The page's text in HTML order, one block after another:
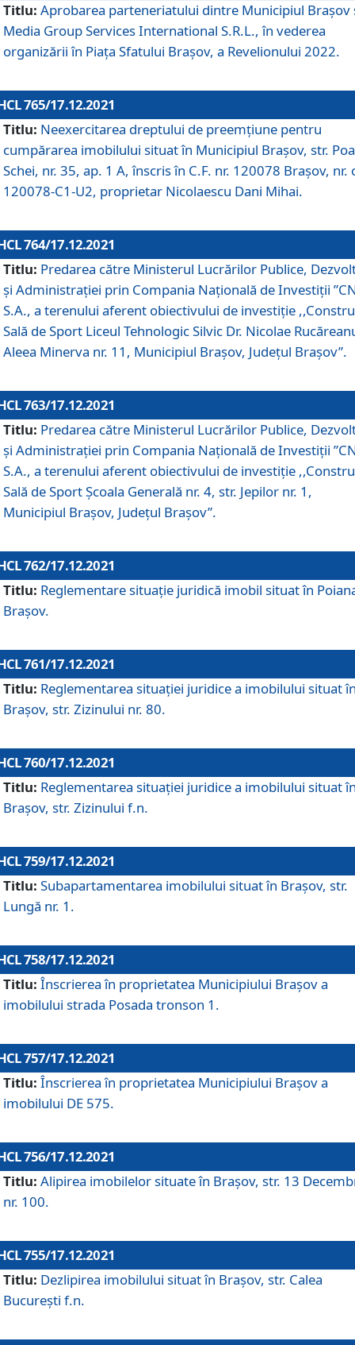
Titlu: Aprobarea parteneriatului dintre Municipiul Brașov
Media Group Services International S.R.L., în vederea
organizării în Piața Sfatului Brașov, a Revelionului 2022.
765/17.12.2021
Titlu: Neexercitarea dreptului de preemţiune pentru
cumpărarea imobilului situat în Municipiul Braşov, str.
Schei, nr. 35, ap. 1 A, înscris în C.F. nr. 120078 Brașov, nr.
120078-C1-U2, proprietar Nicolaescu Dani Mihai.
764/17.12.2021
Titlu: Predarea către Ministerul Lucrărilor Publice,
și Administrației prin Compania Naţională de Investiţii
S.A., a terenului aferent obiectivului de investiţie
Sală de Sport Liceul Tehnologic Silvic Dr. Nicolae
Aleea Minerva nr. 11, Municipiul Brașov, Județul Brașov”.
763/17.12.2021
Titlu: Predarea către Ministerul Lucrărilor Publice,
și Administrației prin Compania Naţională de Investiţii
S.A., a terenului aferent obiectivului de investiție
Sală de Sport Școala Generală nr. 4, str. Jepilor nr. 1,
Municipiul Brașov, Județul Brașov”.
762/17.12.2021
Titlu: Reglementare situație juridică imobil situat în
Brașov.
761/17.12.2021
Titlu: Reglementarea situației juridice a imobilului situat
Brașov, str. Zizinului nr. 80.
760/17.12.2021
Titlu: Reglementarea situației juridice a imobilului situat
Brașov, str. Zizinului f.n.
759/17.12.2021
Titlu: Subapartamentarea imobilului situat în Brașov, str.
Lungă nr. 1.
758/17.12.2021
Titlu: Înscrierea în proprietatea Municipiului Brașov a
imobilului strada Posada tronson 1.
757/17.12.2021
Titlu: Înscrierea în proprietatea Municipiului Brașov a
imobilului DE 575.
756/17.12.2021
Titlu: Alipirea imobilelor situate în Brașov, str. 13
nr. 100.
755/17.12.2021
Titlu: Dezlipirea imobilului situat în Brașov, str. Calea
București f.n.